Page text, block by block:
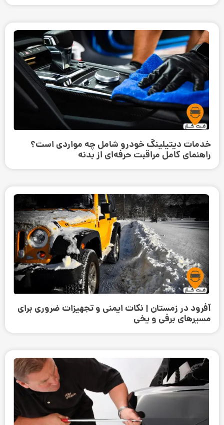
خدمات دیتیلینگ خودرو شامل چه مواردی است؟
راهنمای کامل مراقبت حرفه‌ای از بدنه
آفرود در زمستان | نکات ایمنی و تجهیزات ضروری برای
مسیرهای برفی و یخی